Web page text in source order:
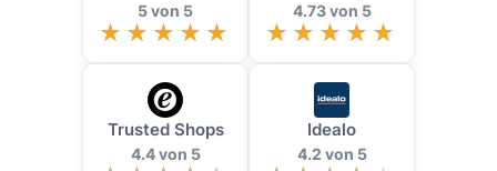
5 von 5 4.73 von 5
Trusted Shops
4.4 von 5
Idealo
4.2 von 5